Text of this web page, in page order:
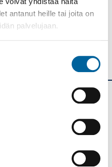
antanut heille tai joita on
palvelujaan.